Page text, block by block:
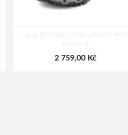
Obuv BESTARD 3350 GRAVITY MID,
kotníková
2 759,00 Kč